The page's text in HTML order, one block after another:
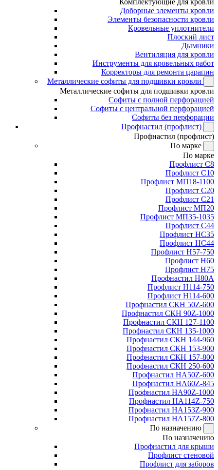
Комплектующие для кровли
Доборные элементы кровли
Элементы безопасности кровли
Кровельные уплотнители
Плоский лист
Дымники
Вентиляция для кровли
Инструменты для кровельных работ
Корректоры для ремонта царапин
Металлические софиты для подшивки кровли
Металлические софиты для подшивки кровли
Софиты с полной перфорацией
Софиты с центральной перфорацией
Софиты без перфорации
Профнастил (профлист)
Профнастил (профлист)
По марке
По марке
Профлист С8
Профлист С10
Профлист МП18-1100
Профлист С20
Профлист С21
Профлист МП20
Профлист МП35-1035
Профлист С44
Профлист НС35
Профлист НС44
Профлист Н57-750
Профлист Н60
Профлист Н75
Профнастил Н80А
Профлист Н114-750
Профлист Н114-600
Профнастил СКН 50Z-600
Профнастил СКН 90Z-1000
Профнастил СКН 127-1100
Профнастил СКН 135-1000
Профнастил СКН 144-960
Профнастил СКН 153-900
Профнастил СКН 157-800
Профнастил СКН 250-600
Профнастил НА50Z-600
Профнастил НА60Z-845
Профнастил НА90Z-1000
Профнастил НА114Z-750
Профнастил НА153Z-900
Профнастил НА157Z-800
По назначению
По назначению
Профнастил для крыши
Профлист стеновой
Профлист для заборов